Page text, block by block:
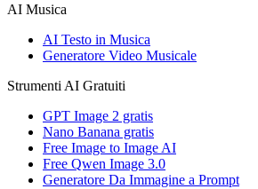
AI Musica
AI Testo in Musica
Generatore Video Musicale
Strumenti AI Gratuiti
GPT Image 2 gratis
Nano Banana gratis
Free Image to Image AI
Free Qwen Image 3.0
Generatore Da Immagine a Prompt